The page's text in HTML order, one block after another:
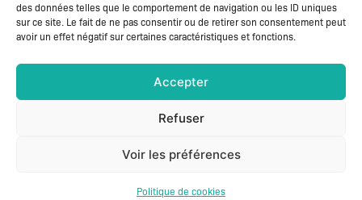
des données telles que le comportement de navigation ou les ID uniques
sur ce site. Le fait de ne pas consentir ou de retirer son consentement peut
avoir un effet négatif sur certaines caractéristiques et fonctions.
Accepter
Refuser
Voir les préférences
Politique de cookies
COPYRIGHT 2024 © CHEZ DENIZ – TOUS DROITS RÉSERVÉS